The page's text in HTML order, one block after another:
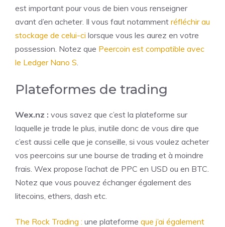
est important pour vous de bien vous renseigner
avant d’en acheter. Il vous faut notamment réfléchir au
stockage de celui-ci lorsque vous les aurez en votre
possession. Notez que Peercoin est compatible avec
le Ledger Nano S.
Plateformes de trading
Wex.nz : vous savez que c’est la plateforme sur
laquelle je trade le plus, inutile donc de vous dire que
c’est aussi celle que je conseille, si vous voulez acheter
vos peercoins sur une bourse de trading et à moindre
frais. Wex propose l’achat de PPC en USD ou en BTC.
Notez que vous pouvez échanger également des
litecoins, ethers, dash etc.
The Rock Trading : une plateforme que j’ai également